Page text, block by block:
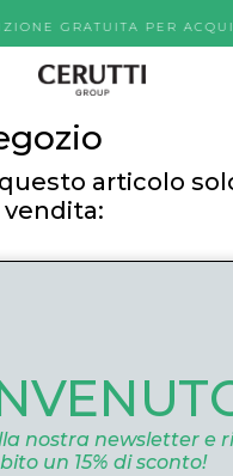
GRATUITA
articolo
12100 Cuneo
nostra newsletter e
un 15% di sconto!